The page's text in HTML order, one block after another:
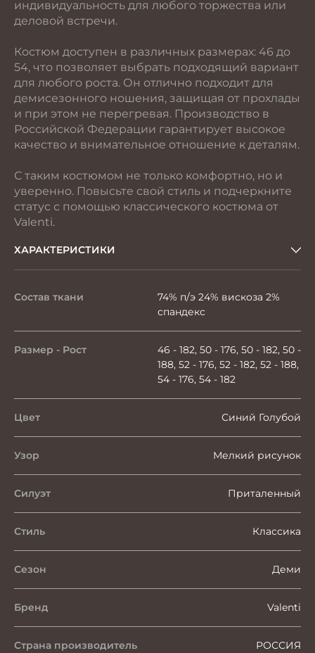
индивидуальность для любого торжества или
деловой встречи.
Костюм доступен в различных размерах: 46 до
54, что позволяет выбрать подходящий вариант
для любого роста. Он отлично подходит для
демисезонного ношения, защищая от прохлады
и при этом не перегревая. Производство в
Российской Федерации гарантирует высокое
качество и внимательное отношение к деталям.
С таким костюмом не только комфортно, но и
уверенно. Повысьте свой стиль и подчеркните
статус с помощью классического костюма от
Valenti.
ХАРАКТЕРИСТИКИ
Состав ткани
74% п/э 24% вискоза 2%
спандекс
Размер - Рост
46 - 182, 50 - 176, 50 - 182, 50 -
188, 52 - 176, 52 - 182, 52 - 188,
54 - 176, 54 - 182
Цвет Синий Голубой
Узор Мелкий рисунок
Силуэт Приталенный
Стиль Классика
Сезон Деми
Бренд Valenti
Страна производитель РОССИЯ